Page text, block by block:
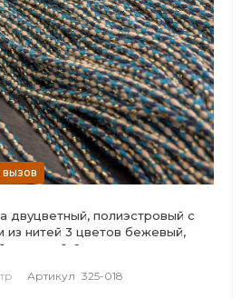
двуцветный, полиэстровый с
из нитей 3 цветов бежевый,
стальной, 2мм.
Артикул 325-018